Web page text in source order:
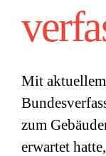
Mit
zum
erwartet